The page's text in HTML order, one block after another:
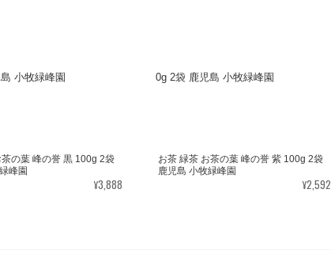
の葉 峰の誉 黒 100g 2袋
峰園
¥3,888
お茶 緑茶 お茶の葉 峰の誉 紫 100g 2袋
鹿児島 小牧緑峰園
¥2,592